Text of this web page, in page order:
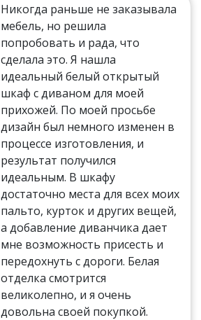
Никогда раньше не заказывала
мебель, но решила
попробовать и рада, что
сделала это. Я нашла
идеальный белый открытый
шкаф с диваном для моей
прихожей. По моей просьбе
дизайн был немного изменен в
процессе изготовления, и
результат получился
идеальным. В шкафу
достаточно места для всех моих
пальто, курток и других вещей,
а добавление диванчика дает
мне возможность присесть и
передохнуть с дороги. Белая
отделка смотрится
великолепно, и я очень
довольна своей покупкой.